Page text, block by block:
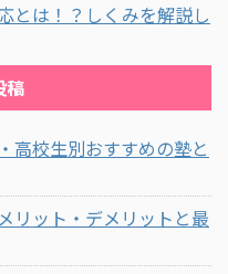
とは！？しくみを解説し
稿
高校生別おすすめの塾と
リット・デメリットと最